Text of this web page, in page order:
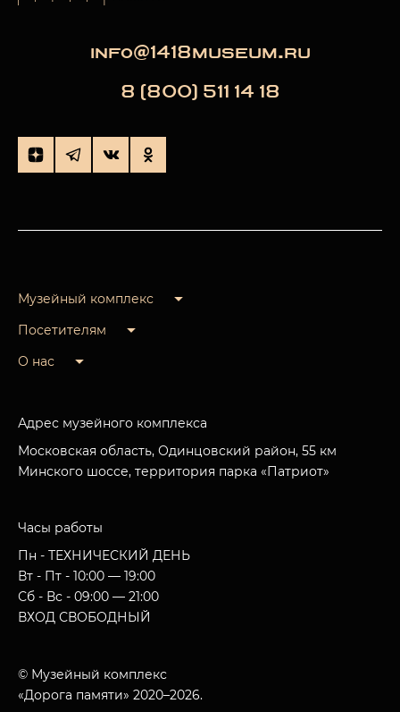
info@1418museum.ru
8 (800) 511 14 18
Музейный комплекс
Посетителям
О нас
Адрес музейного комплекса
Московская область, Одинцовский район, 55 км
Минского шоссе, территория парка «Патриот»
Часы работы
Пн - ТЕХНИЧЕСКИЙ ДЕНЬ
Вт - Пт - 10:00 — 19:00
Сб - Вс - 09:00 — 21:00
ВХОД СВОБОДНЫЙ
© Музейный комплекс
«Дорога памяти» 2020–2026.